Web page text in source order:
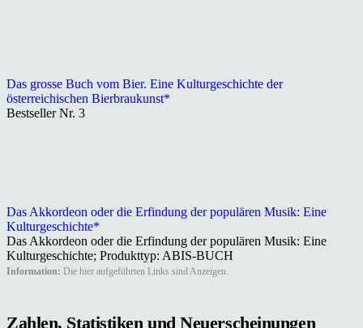
Das grosse Buch vom Bier. Eine Kulturgeschichte der
österreichischen Bierbraukunst*
Bestseller Nr. 3
Das Akkordeon oder die Erfindung der populären Musik: Eine
Kulturgeschichte*
Das Akkordeon oder die Erfindung der populären Musik: Eine
Kulturgeschichte; Produkttyp: ABIS-BUCH
Information: Die hier aufgeführten Links sind Anzeigen.
Zahlen, Statistiken und Neuerscheinungen